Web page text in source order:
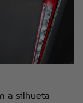
a silhueta